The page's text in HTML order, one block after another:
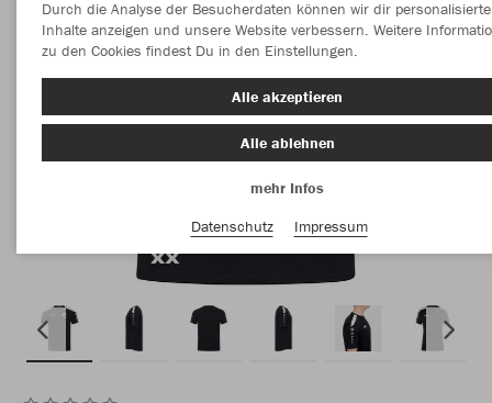
Durch die Analyse der Besucherdaten können wir dir personalisierte
Inhalte anzeigen und unsere Website verbessern. Weitere
zu den Cookies findest Du in den Einstellungen.
Alle akzeptieren
Alle ablehnen
mehr Infos
Datenschutz
Impressum